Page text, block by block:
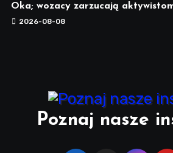
Oka; wozacy zarzucają
2026-08-08
Poznaj nasze